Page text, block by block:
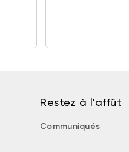
Restez à l'affût
Communiqués